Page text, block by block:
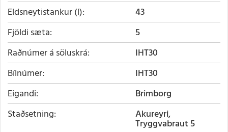
Eldsneytistankur (l)
43
Fjöldi sæta
5
Raðnúmer á söluskrá
IHT30
Bílnúmer
IHT30
Eigandi
Brimborg
Staðsetning
Akureyri,
Tryggvabraut 5